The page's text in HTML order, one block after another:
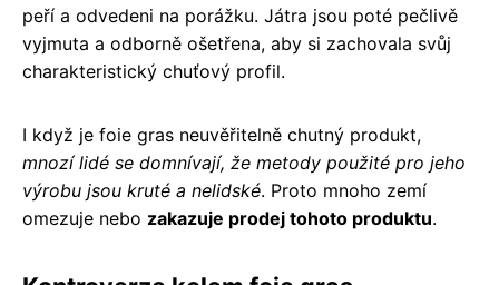
peří a odvedeni na porážku. Játra jsou poté pečlivě
vyjmuta a odborně ošetřena, aby si zachovala svůj
charakteristický chuťový profil.
I když je foie gras neuvěřitelně chutný produkt,
mnozí lidé se domnívají, že metody použité pro jeho
výrobu jsou kruté a nelidské. Proto mnoho zemí
omezuje nebo zakazuje prodej tohoto produktu.